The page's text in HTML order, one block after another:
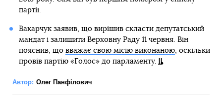
партії.
Вакарчук заявив, що вирішив скласти депутатський
мандат і залишити Верховну Раду 11 червня. Він
пояснив, що вважає свою місію виконаною, оскільки
провів партію «Голос» до парламенту.
Автор: Олег Панфілович